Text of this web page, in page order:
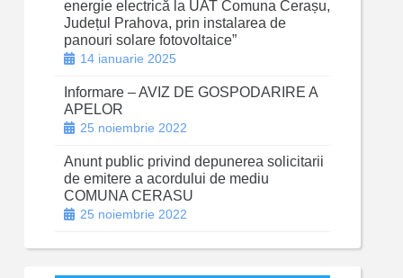
energie electrică la UAT Comuna Cerașu,
Județul Prahova, prin instalarea de
panouri solare fotovoltaice”
14 ianuarie 2025
Informare – AVIZ DE GOSPODARIRE A
APELOR
25 noiembrie 2022
Anunt public privind depunerea solicitarii
de emitere a acordului de mediu
COMUNA CERASU
25 noiembrie 2022